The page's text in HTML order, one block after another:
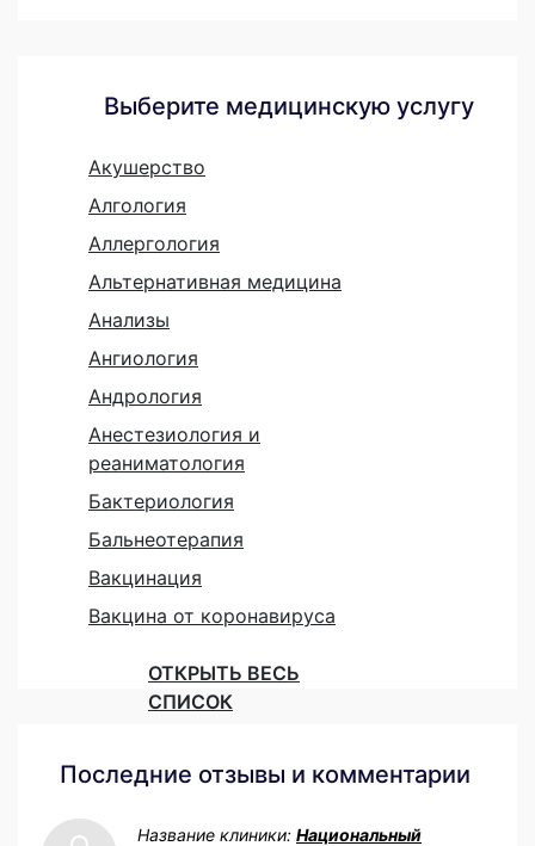
Выберите медицинскую услугу
Акушерство
Алгология
Аллергология
Альтернативная медицина
Анализы
Ангиология
Андрология
Анестезиология и
реаниматология
Бактериология
Бальнеотерапия
Вакцинация
Вакцина от коронавируса
ОТКРЫТЬ ВЕСЬ
СПИСОК
Последние отзывы и комментарии
Название клиники: Национальный